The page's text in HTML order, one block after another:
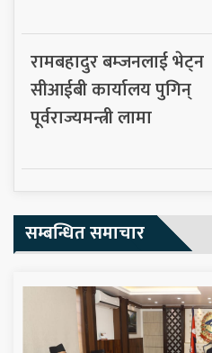
रामबहादुर बम्जनलाई भेट्न
सीआईबी कार्यालय पुगिन्
पूर्वराज्यमन्त्री लामा
सम्बन्धित समाचार